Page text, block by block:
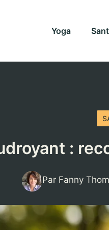
Yoga
:
Par Fanny